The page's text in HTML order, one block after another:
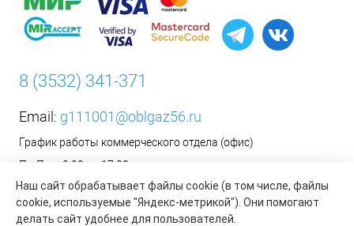
Наш сайт обрабатывает файлы cookie (в том числе, файлы
cookie, используемые "Яндекс-метрикой"). Они помогают
делать сайт удобнее для пользователей.
8 (3532) 341-371
Email: g111001@oblgaz56.ru
График работы коммерческого отдела (офис)
Пн-Пт: с 9:00 до 17:00
Сб-Вс: Выходной
__________________________________________